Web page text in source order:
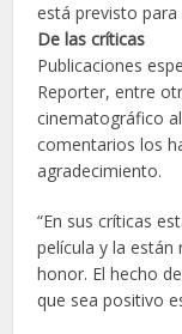
está previsto para
De las críticas
Publicaciones
Reporter, entre
cinematográfico
comentarios los
agradecimiento.
“En sus críticas
película y la están
honor. El hecho
que sea positivo